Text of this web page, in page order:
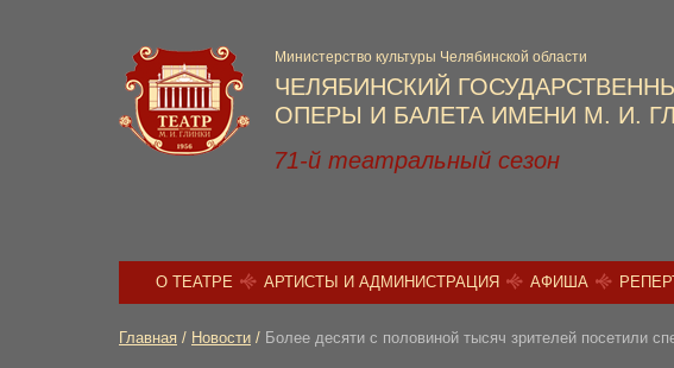
ЧЕЛЯБИНСКИЙ
ОПЕРЫ И БАЛЕТА ИМЕНИ М. И.
Министерство культуры Челябинской области
71-й театральный сезон
О ТЕАТРЕ АРТИСТЫ И АДМИНИСТРАЦИЯ АФИША
Главная / Новости / Более десяти с половиной тысяч зрителей посетили